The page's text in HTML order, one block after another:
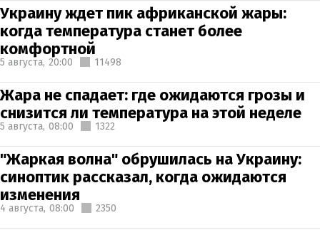
Украину ждет пик африканской жары:
когда температура станет более
комфортной
5 августа, 20:00 11498
Жара не спадает: где ожидаются грозы и
снизится ли температура на этой неделе
5 августа, 08:00 1322
"Жаркая волна" обрушилась на Украину:
синоптик рассказал, когда ожидаются
изменения
4 августа, 08:00 2350